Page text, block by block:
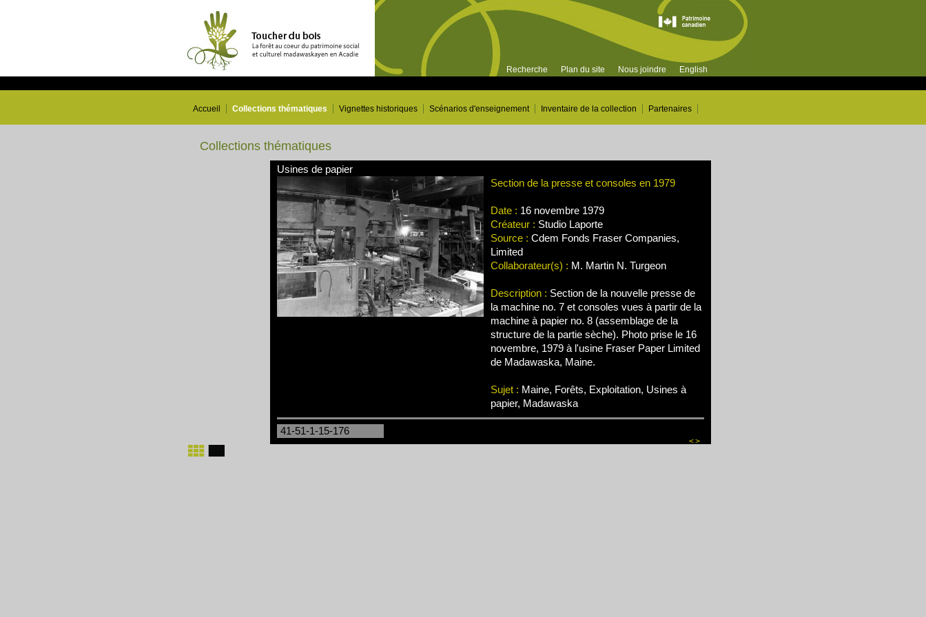
Recherche Plan du site Nous joindre English
Accueil Collections thématiques Vignettes historiques Scénarios d'enseignement Inventaire de la collection Partenaires
Collections thématiques
Usines de papier
Section de la presse et consoles en 1979
Date : 16 novembre 1979
Créateur : Studio Laporte
Source : Cdem Fonds Fraser Companies,
Limited
Collaborateur(s) : M. Martin N. Turgeon
Description : Section de la nouvelle presse de
la machine no. 7 et consoles vues à partir de la
machine à papier no. 8 (assemblage de la
structure de la partie sèche). Photo prise le 16
novembre, 1979 à l'usine Fraser Paper Limited
de Madawaska, Maine.
Sujet : Maine, Forêts, Exploitation, Usines à
papier, Madawaska
41-51-1-15-176
<>